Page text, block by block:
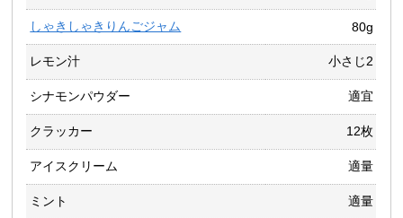
しゃきしゃきりんごジャム 80g
レモン汁 小さじ2
シナモンパウダー 適宜
クラッカー 12枚
アイスクリーム 適量
ミント 適量